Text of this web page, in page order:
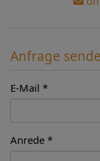
Anfrage
E-Mail
Anrede